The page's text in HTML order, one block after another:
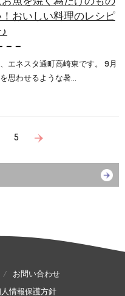
！おいしい料理のレシピ
エネスタ通町高崎東です。 9月
思わせるような暑…
5
お問い合わせ
情報保護方針